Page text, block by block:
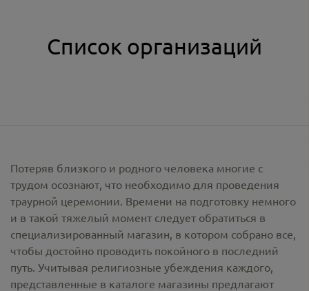
Список организаций
Потеряв близкого и родного человека многие с
трудом осознают, что необходимо для проведения
траурной церемонии. Времени на подготовку немного
и в такой тяжелый момент следует обратиться в
специализированный магазин, в котором собрано все,
чтобы достойно проводить покойного в последний
путь. Учитывая религиозные убеждения каждого,
представленные в каталоге магазины предлагают